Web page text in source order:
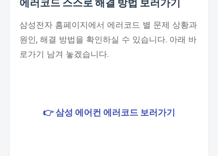
삼성전자 홈페이지에서 에러코드 별 문제 상황과
원인, 해결 방법을 확인하실 수 있습니다. 아래 바
로가기 남겨 놓겠습니다.
👉 삼성 에어컨 에러코드 보러가기